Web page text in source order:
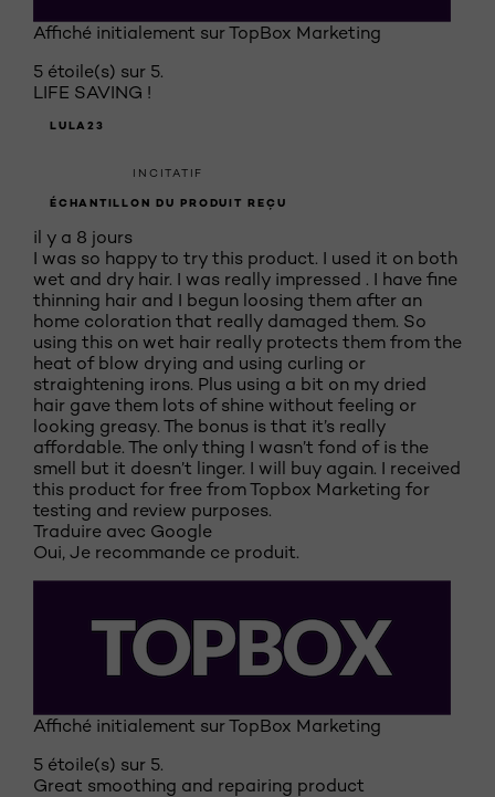
Affiché initialement sur TopBox Marketing
5 étoile(s) sur 5.
LIFE SAVING !
LULA23
INCITATIF
ÉCHANTILLON DU PRODUIT REÇU
il y a 8 jours
I was so happy to try this product. I used it on both
wet and dry hair. I was really impressed . I have fine
thinning hair and I begun loosing them after an
home coloration that really damaged them. So
using this on wet hair really protects them from the
heat of blow drying and using curling or
straightening irons. Plus using a bit on my dried
hair gave them lots of shine without feeling or
looking greasy. The bonus is that it’s really
affordable. The only thing I wasn’t fond of is the
smell but it doesn’t linger. I will buy again. I received
this product for free from Topbox Marketing for
testing and review purposes.
Traduire avec Google
Oui, Je recommande ce produit.
Affiché initialement sur TopBox Marketing
5 étoile(s) sur 5.
Great smoothing and repairing product